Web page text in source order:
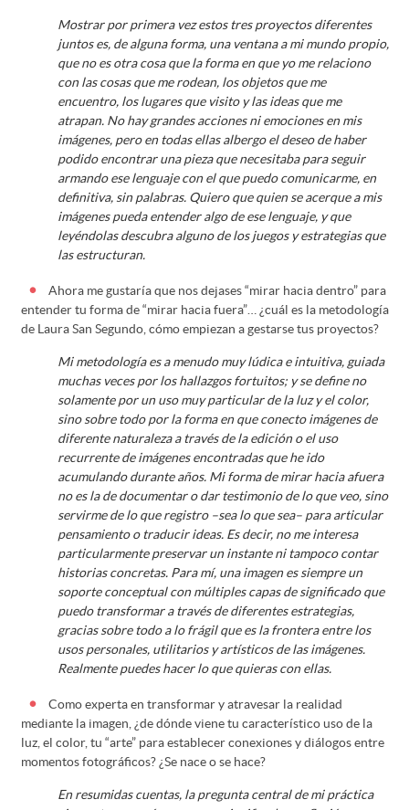
Mostrar por primera vez estos tres proyectos diferentes
juntos es, de alguna forma, una ventana a mi mundo propio,
que no es otra cosa que la forma en que yo me relaciono
con las cosas que me rodean, los objetos que me
encuentro, los lugares que visito y las ideas que me
atrapan. No hay grandes acciones ni emociones en mis
imágenes, pero en todas ellas albergo el deseo de haber
podido encontrar una pieza que necesitaba para seguir
armando ese lenguaje con el que puedo comunicarme, en
definitiva, sin palabras. Quiero que quien se acerque a mis
imágenes pueda entender algo de ese lenguaje, y que
leyéndolas descubra alguno de los juegos y estrategias que
las estructuran.
Ahora me gustaría que nos dejases “mirar hacia dentro” para
entender tu forma de “mirar hacia fuera”… ¿cuál es la metodología
de Laura San Segundo, cómo empiezan a gestarse tus proyectos?
Mi metodología es a menudo muy lúdica e intuitiva, guiada
muchas veces por los hallazgos fortuitos; y se define no
solamente por un uso muy particular de la luz y el color,
sino sobre todo por la forma en que conecto imágenes de
diferente naturaleza a través de la edición o el uso
recurrente de imágenes encontradas que he ido
acumulando durante años. Mi forma de mirar hacia afuera
no es la de documentar o dar testimonio de lo que veo, sino
servirme de lo que registro –sea lo que sea– para articular
pensamiento o traducir ideas. Es decir, no me interesa
particularmente preservar un instante ni tampoco contar
historias concretas. Para mí, una imagen es siempre un
soporte conceptual con múltiples capas de significado que
puedo transformar a través de diferentes estrategias,
gracias sobre todo a lo frágil que es la frontera entre los
usos personales, utilitarios y artísticos de las imágenes.
Realmente puedes hacer lo que quieras con ellas.
Como experta en transformar y atravesar la realidad
mediante la imagen, ¿de dónde viene tu característico uso de la
luz, el color, tu “arte” para establecer conexiones y diálogos entre
momentos fotográficos? ¿Se nace o se hace?
En resumidas cuentas, la pregunta central de mi práctica